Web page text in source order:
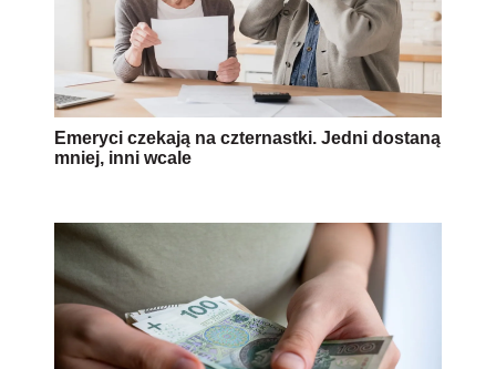
Emeryci czekają na czternastki. Jedni dostaną
mniej, inni wcale